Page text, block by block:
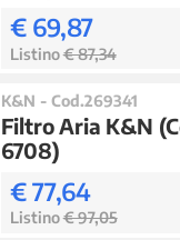
€ 69,87
Listino€ 87,34
K&N - Cod.269341
Filtro Aria K&N
6708)
€ 77,64
Listino€ 97,05